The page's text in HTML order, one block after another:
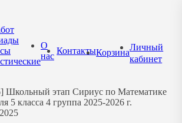
О
нас
КонтактыКорзина
Личный
кабинет
Школьный этап Сириус по Математике
5 класса 4 группа 2025-2026 г.